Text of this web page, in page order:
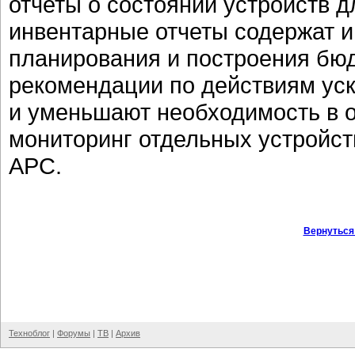
инвентарные отчеты
планирования и построения
рекомендации по действиям
и уменьшают необходимость в
мониторинг отдельных
APC.
Техноблог | Форумы | ТВ | Архив